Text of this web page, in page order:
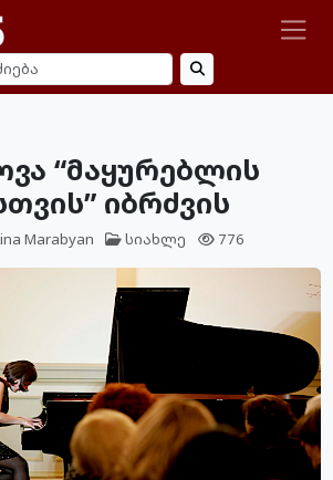
“მაყურებლის
იბრძვის
Marabyan სიახლე 776